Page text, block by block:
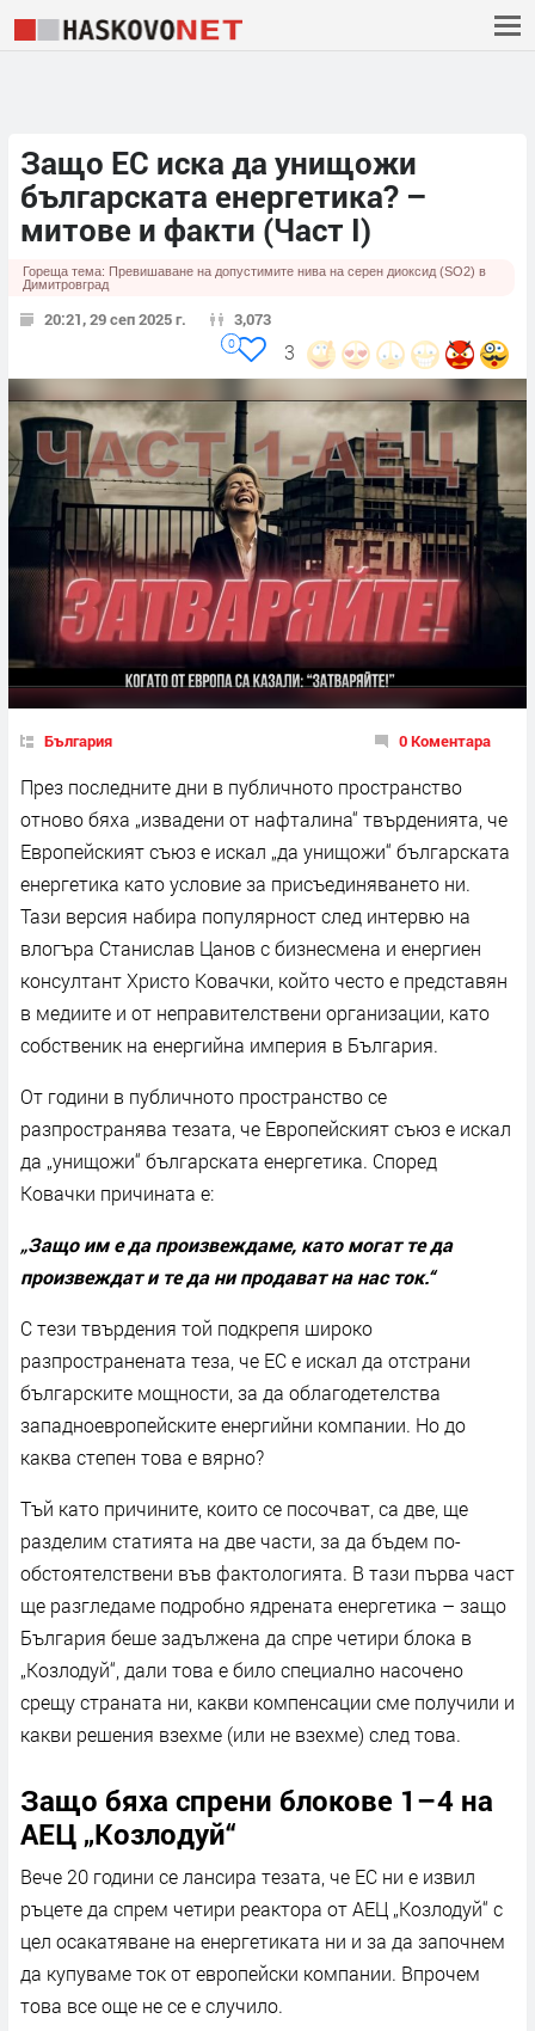
Защо ЕС иска да унищожи
българската енергетика? –
митове и факти (Част I)
Гореща тема: Превишаване на допустимите нива на серен диоксид (SO2) в
Димитровград
20:21, 29 сеп 2025 г. 3,073
3
0
България 0 Коментара
През последните дни в публичното пространство
отново бяха „извадени от нафталина“ твърденията, че
Европейският съюз е искал „да унищожи“ българската
енергетика като условие за присъединяването ни.
Тази версия набира популярност след интервю на
влогъра Станислав Цанов с бизнесмена и енергиен
консултант Христо Ковачки, който често е представян
в медиите и от неправителствени организации, като
собственик на енергийна империя в България.
От години в публичното пространство се
разпространява тезата, че Европейският съюз е искал
да „унищожи“ българската енергетика. Според
Ковачки причината е:
„Защо им е да произвеждаме, като могат те да
произвеждат и те да ни продават на нас ток.“
С тези твърдения той подкрепя широко
разпространената теза, че ЕС е искал да отстрани
българските мощности, за да облагодетелства
западноевропейските енергийни компании. Но до
каква степен това е вярно?
Тъй като причините, които се посочват, са две, ще
разделим статията на две части, за да бъдем по-
обстоятелствени във фактологията. В тази първа част
ще разгледаме подробно ядрената енергетика – защо
България беше задължена да спре четири блока в
„Козлодуй“, дали това е било специално насочено
срещу страната ни, какви компенсации сме получили и
какви решения взехме (или не взехме) след това.
Защо бяха спрени блокове 1–4 на
АЕЦ „Козлодуй“
Вече 20 години се лансира тезата, че ЕС ни е извил
ръцете да спрем четири реактора от АЕЦ „Козлодуй“ с
цел осакатяване на енергетиката ни и за да започнем
да купуваме ток от европейски компании. Впрочем
това все още не се е случило.